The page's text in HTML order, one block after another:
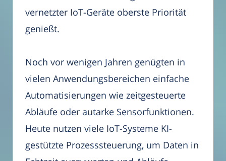
vernetzter IoT-Geräte oberste Priorität
genießt.
Noch vor wenigen Jahren genügten in
vielen Anwendungsbereichen einfache
Automatisierungen wie zeitgesteuerte
Abläufe oder autarke Sensorfunktionen.
Heute nutzen viele IoT-Systeme KI-
gestützte Prozesssteuerung, um Daten in